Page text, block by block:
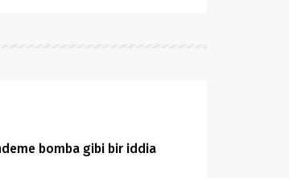
bomba gibi bir iddia